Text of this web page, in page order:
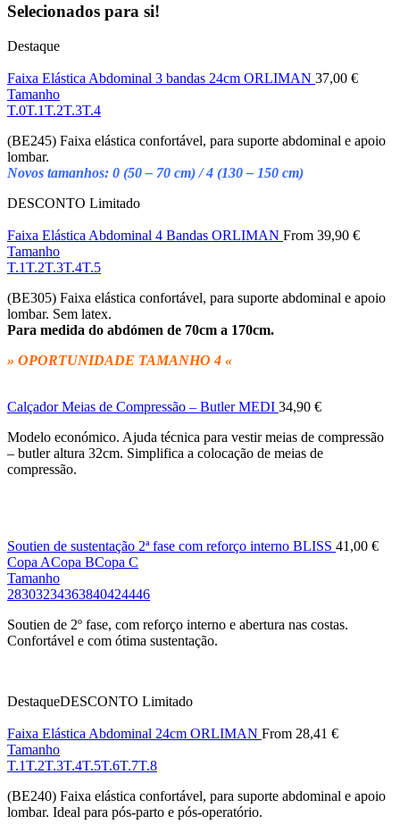
Selecionados para si!
Destaque
Faixa Elástica Abdominal 3 bandas 24cm ORLIMAN 37,00 €
Tamanho
T.0T.1T.2T.3T.4
(BE245) Faixa elástica confortável, para suporte abdominal e apoio
lombar.
Novos tamanhos: 0 (50 – 70 cm) / 4 (130 – 150 cm)
DESCONTO Limitado
Faixa Elástica Abdominal 4 Bandas ORLIMAN From 39,90 €
Tamanho
T.1T.2T.3T.4T.5
(BE305) Faixa elástica confortável, para suporte abdominal e apoio
lombar. Sem latex.
Para medida do abdómen de 70cm a 170cm.
» OPORTUNIDADE TAMANHO 4 «
Calçador Meias de Compressão – Butler MEDI 34,90 €
Modelo económico. Ajuda técnica para vestir meias de compressão
– butler altura 32cm. Simplifica a colocação de meias de
compressão.
Soutien de sustentação 2ª fase com reforço interno BLISS 41,00 €
Copa ACopa BCopa C
Tamanho
28303234363840424446
Soutien de 2º fase, com reforço interno e abertura nas costas.
Confortável e com ótima sustentação.
DestaqueDESCONTO Limitado
Faixa Elástica Abdominal 24cm ORLIMAN From 28,41 €
Tamanho
T.1T.2T.3T.4T.5T.6T.7T.8
(BE240) Faixa elástica confortável, para suporte abdominal e apoio
lombar. Ideal para pós-parto e pós-operatório.